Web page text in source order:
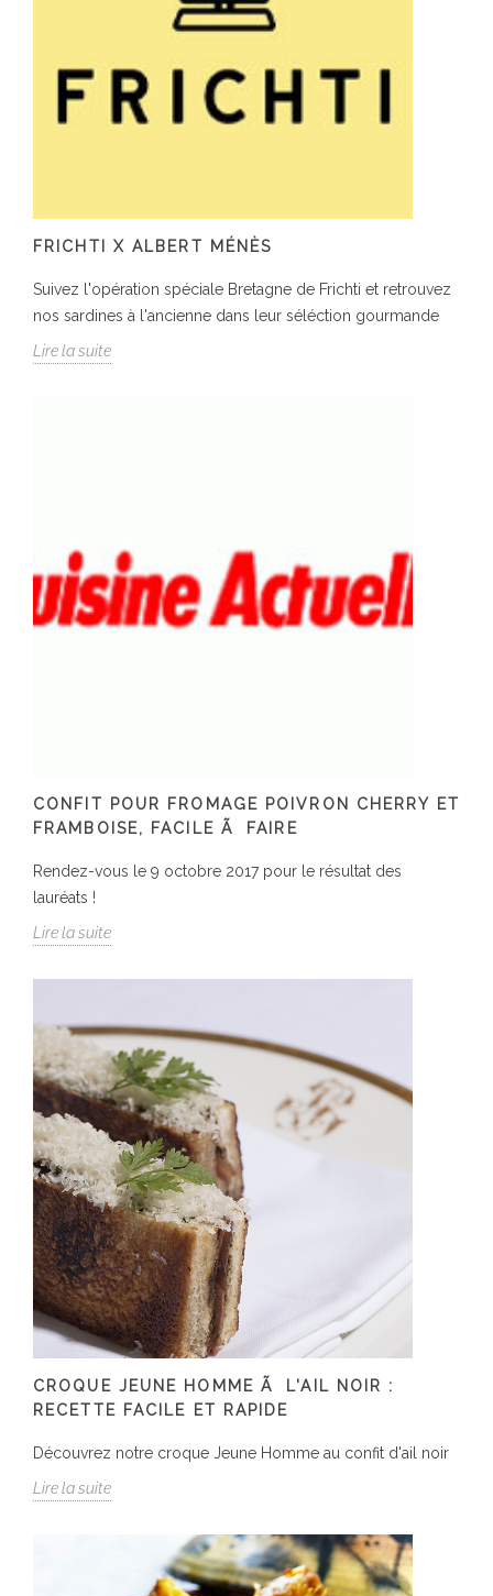
FRICHTI X ALBERT MÉNÈS
Suivez l'opération spéciale Bretagne de Frichti et retrouvez
nos sardines à l'ancienne dans leur séléction gourmande
Lire la suite
CONFIT POUR FROMAGE POIVRON CHERRY ET
FRAMBOISE, FACILE Ã FAIRE
Rendez-vous le 9 octobre 2017 pour le résultat des
lauréats !
Lire la suite
CROQUE JEUNE HOMME Ã L'AIL NOIR :
RECETTE FACILE ET RAPIDE
Découvrez notre croque Jeune Homme au confit d'ail noir
Lire la suite